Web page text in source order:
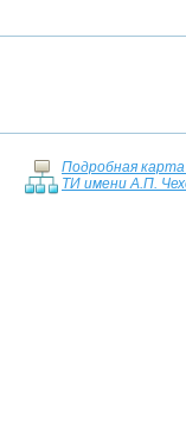
Подробная
ТИ имени А.П.